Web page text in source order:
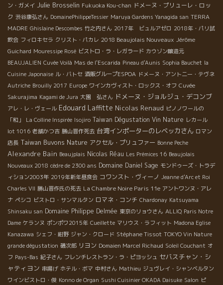
ン・ガメイ Julie Brosselin Fukuoka Kou-chan ドメーヌ・プリューレ・ロッ
ク 渋谷康弘さん DomainePhilippeTessier Maruya Gardens Yanagida san TERRA
MADRE Ghislaine Descombes 竹之内さん 2017年 ビュルアゼロ 2018年・パリ試
飲会 フィロキセラ クリスト・パカレ 2018 Beaujolais Nouveaux Jérôme
Guichard Mouressipe Rosé ビストロ・ラ・レガラード カウゾン醸造元
BEAUJALIEN Cuvée Voilà Mas de l'Escarida Pineau d'Aunis Sophia Bauchet la
Cuisine Japonaise ル・バトセ 酒販グループESPOA ドメーヌ・アント二ー・テヴネ
Autriche Brouilly 2017 Europe ワインカヴィスト・ロックス・オフ Cuvée
Sakurajima Kagami de Jura 大園 弘さん ドメーヌ・ジョルジュ・デコンブ
アレ・レ・ヴェール Edouard Laffitte Nicolas Renaud ピノノワールの
「和」
La Colline Inspirée Isojiro Taiwan Dégustation Vin Nature レカール
lot 1016 老舗かつ吉 勝山晋作死去 台湾インポーターのレベッカさん ロマン
店長 Taiwan Buvons Nature アクセル・プリュファー Bonne Peche
Alexandre Bain Beaujplais Nicolas Réau Les Prémices 16 Beaujolais
Nouveaux 2018 cèdre de 2300 ans Domaine Daniel Sage モンドゥーズ・トラデ
ィション2003年 2019年新年昼食会 コワンスト・ヴィーノ Jeanne d'Arc et Roi
Charles VII 勝山晋作氏の死去 La Chambre Noire Paris 11e アントワンヌ・アレ
ナ ペシコ ビストロ・サンマルタン ロマネ・コンチ Chardonay Katsuyama
Shinsaku san Domaine Philippe Delmée 東京のリョウさん ALLIQ Paris Notre
Dame ケランヌ ポンポワ2015年 Cueillette マリウス・ラフィット Madona Eglise
Kanazawa シェフ・紺野 ジャン・クロード Stéphane Tissot TOKYO Vin Nature
grande dégustation 磯次郎 リヨン Domaien Marcel Richaud Soleil Couchant オ
フ Pays-Bas 紀子さん フレンチレストラン・ラ・ピヨッシュ セバスチャン・シ
ャティヨン 串揚げ ホテル・ボマ 中村さん Mathieu ジュヴレイ・シャンベルタン
ワインビストロ・俊 Konno de Organ Sushi Cuisinier OKADA Daisuke Salon ピ